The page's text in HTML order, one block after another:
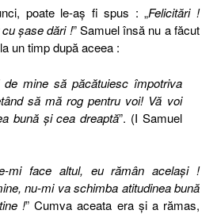
poate le-aş fi spus : „Felicitări !
şase dări !” Samuel însă nu a făcut
un timp după aceea :
de mine să păcătuiesc împotriva
să mă rog pentru voi! Vă voi
bună şi cea dreaptă”. (I Samuel
mi face altul, eu rămân acelaşi !
nu-mi va schimba atitudinea bună
!” Cumva aceata era şi a rămas,